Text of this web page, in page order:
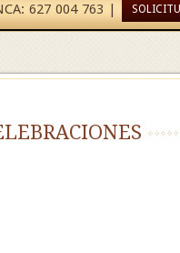
627 004 763 |